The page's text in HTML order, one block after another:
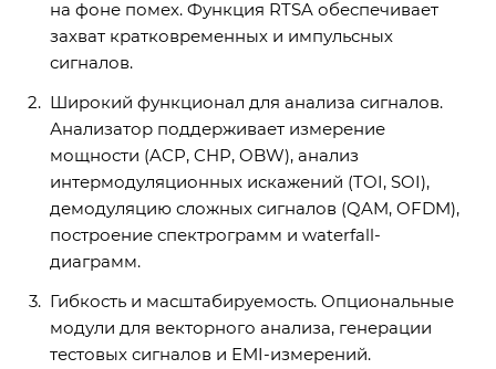
на фоне помех. Функция RTSA обеспечивает
захват кратковременных и импульсных
сигналов.
Широкий функционал для анализа сигналов.
Анализатор поддерживает измерение
мощности (ACP, CHP, OBW), анализ
интермодуляционных искажений (TOI, SOI),
демодуляцию сложных сигналов (QAM, OFDM),
построение спектрограмм и waterfall-
диаграмм.
Гибкость и масштабируемость. Опциональные
модули для векторного анализа, генерации
тестовых сигналов и EMI-измерений.